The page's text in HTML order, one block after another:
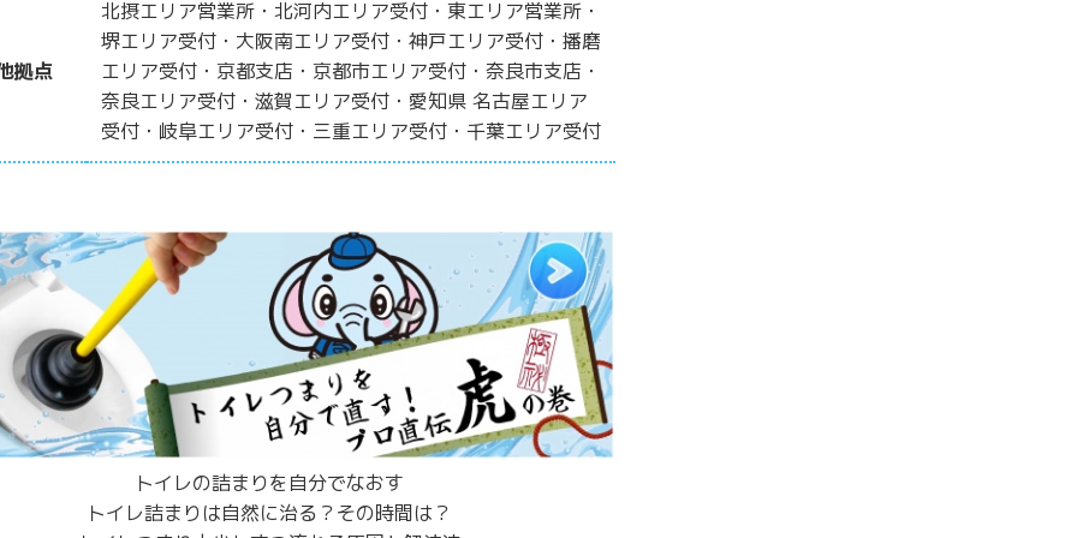
拠点
北摂エリア営業所・北河内エリア受付・東エリア営業所・
堺エリア受付・大阪南エリア受付・神戸エリア受付・播磨
エリア受付・京都支店・京都市エリア受付・奈良市支店・
奈良エリア受付・滋賀エリア受付・愛知県 名古屋エリア
受付・岐阜エリア受付・三重エリア受付・千葉エリア受付
トイレの詰まりを自分でなおす
トイレ詰まりは自然に治る？その時間は？